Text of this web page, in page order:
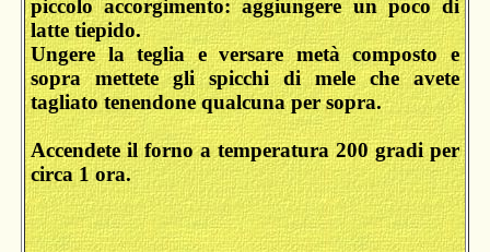
piccolo accorgimento: aggiungere un poco di
latte tiepido.
Ungere la teglia e versare metà composto e
sopra mettete gli spicchi di mele che avete
tagliato tenendone qualcuna per sopra.
Accendete il forno a temperatura 200 gradi per
circa 1 ora.